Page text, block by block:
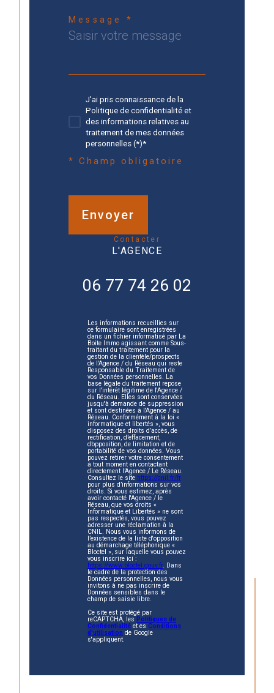
Message *
J'ai pris connaissance de la
Politique de confidentialité et
des informations relatives au
traitement de mes données
personnelles (*)*
* Champ obligatoire
Envoyer
contacter
L'AGENCE
06 77 74 26 02
Les informations recueillies sur
ce formulaire sont enregistrées
dans un fichier informatisé par La
Boite Immo agissant comme Sous-
traitant du traitement pour la
gestion de la clientèle/prospects
de l'Agence / du Réseau qui reste
Responsable du Traitement de
vos Données personnelles. La
base légale du traitement repose
sur l'intérêt légitime de l'Agence /
du Réseau. Elles sont conservées
jusqu'à demande de suppression
et sont destinées à l'Agence / au
Réseau. Conformément à la loi «
informatique et libertés », vous
disposez des droits d’accès, de
rectification, d’effacement,
d’opposition, de limitation et de
portabilité de vos données. Vous
pouvez retirer votre consentement
à tout moment en contactant
directement l’Agence / Le Réseau.
Consultez le site https://cnil.fr/fr
pour plus d’informations sur vos
droits. Si vous estimez, après
avoir contacté l'Agence / le
Réseau, que vos droits «
Informatique et Libertés » ne sont
pas respectés, vous pouvez
adresser une réclamation à la
CNIL. Nous vous informons de
l’existence de la liste d'opposition
au démarchage téléphonique «
Bloctel », sur laquelle vous pouvez
vous inscrire ici :
https://www.bloctel.gouv.fr. Dans
le cadre de la protection des
Données personnelles, nous vous
invitons à ne pas inscrire de
Données sensibles dans le
champ de saisie libre.
Ce site est protégé par
reCAPTCHA, lesPolitiques de
Confidentialité et esConditions
d'utilisation de Google
s'appliquent.